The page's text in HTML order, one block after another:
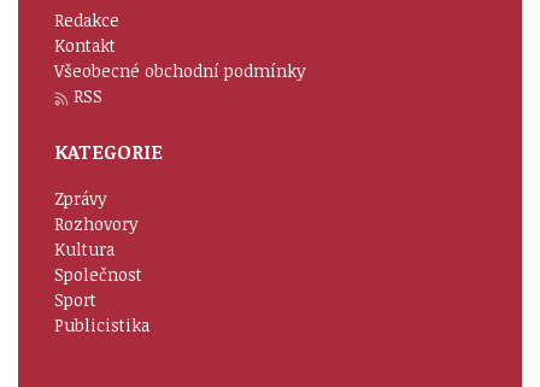
Redakce
Kontakt
Všeobecné obchodní podmínky
RSS
KATEGORIE
Zprávy
Rozhovory
Kultura
Společnost
Sport
Publicistika